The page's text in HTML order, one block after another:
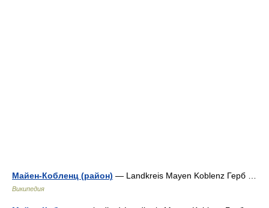
Майен-Кобленц (район) — Landkreis Mayen Koblenz Герб …
Википедия